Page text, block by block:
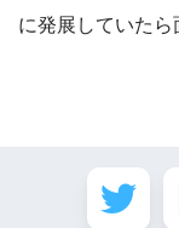
に発展していたら